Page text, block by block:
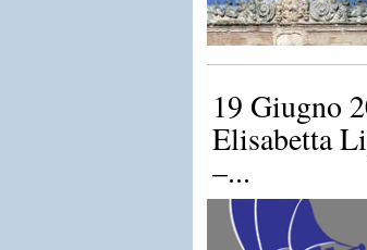
19 Giugno
Elisabetta
–...